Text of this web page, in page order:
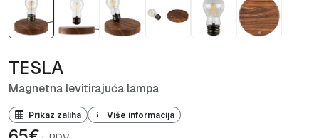
TESLA
Magnetna levitirajuća lampa
Prikaz zaliha Više informacija